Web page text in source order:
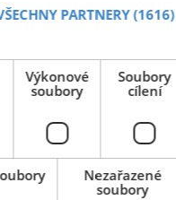
PARTNERY(1616)
Výkonové
soubory
Soubory
cílení
Nezařazené
soubory